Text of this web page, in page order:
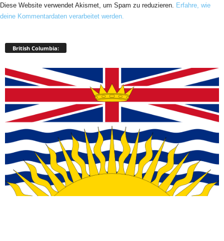
Diese Website verwendet Akismet, um Spam zu reduzieren.
Erfahre, wie
deine Kommentardaten verarbeitet werden.
British Columbia: